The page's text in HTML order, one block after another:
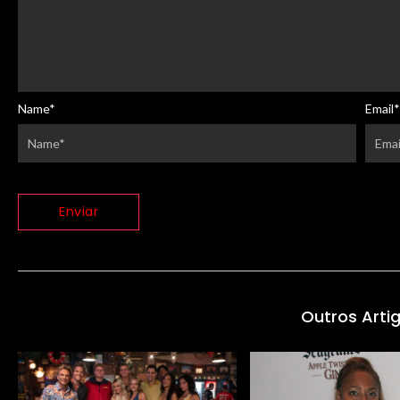
Name* Email*
Outros